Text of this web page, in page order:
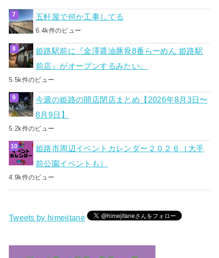
五軒屋で何か工事してる
6.4k件のビュー
姫路駅前に『金澤醤油豚骨8番らーめん 姫路駅
前店』がオープンするみたい。
5.5k件のビュー
今週の姫路の開店閉店まとめ【2026年8月3日〜
8月9日】
5.2k件のビュー
姫路市周辺イベントカレンダー２０２６（大手
前公園イベントも）
4.9k件のビュー
Tweets by himejitane